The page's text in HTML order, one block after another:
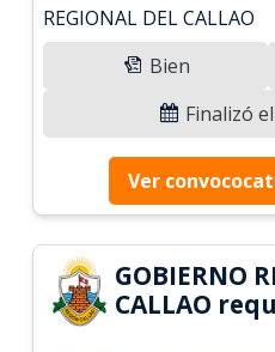
REGIONAL DEL CALLAO
Bien
Finalizó
Ver
GOBIERNO
CALLAO